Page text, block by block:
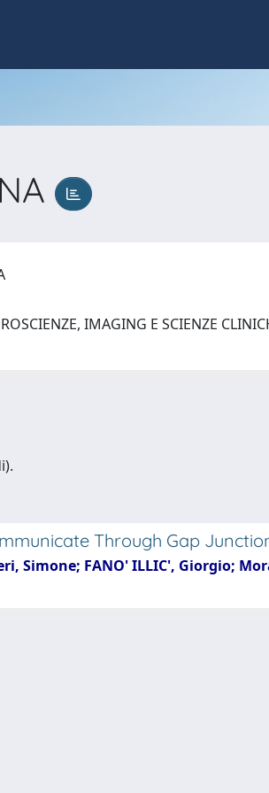
IMAGING E SCIENZE
Through Gap
Simone; FANO' ILLIC', Giorgio;